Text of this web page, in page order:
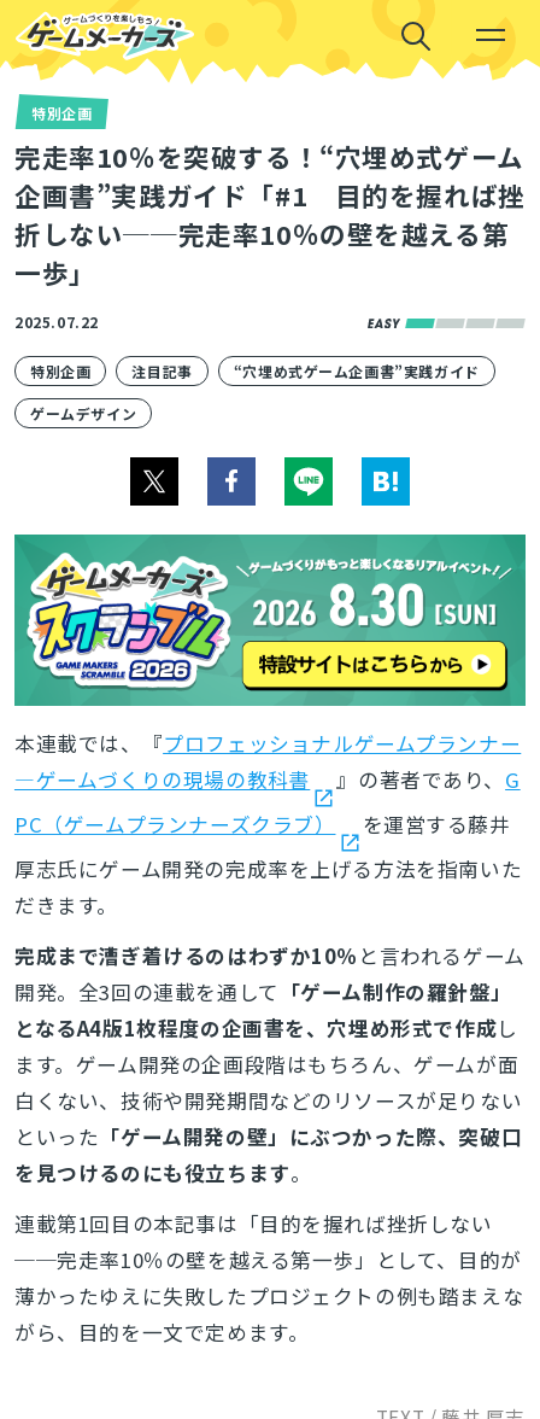
特別企画
完走率10％を突破する！“穴埋め式ゲーム
企画書”実践ガイド「#1 目的を握れば挫
折しない──完走率10％の壁を越える第
一歩」
2025.07.22
特別企画 注目記事 “穴埋め式ゲーム企画書”実践ガイド
ゲームデザイン
本連載では、『プロフェッショナルゲームプランナー
―ゲームづくりの現場の教科書
』の著者であり、 G
PC（ゲームプランナーズクラブ）
を運営する藤井
厚志氏にゲーム開発の完成率を上げる方法を指南いた
だきます。
完成まで漕ぎ着けるのはわずか10％ と言われるゲーム
開発。全3回の連載を通して 「ゲーム制作の羅針盤」
となるA4版1枚程度の企画書を、穴埋め形式で作成し
ます。ゲーム開発の企画段階はもちろん、ゲームが面
白くない、技術や開発期間などのリソースが足りない
といった 「ゲーム開発の壁」にぶつかった際、突破口
を見つけるのにも役立ちます。
連載第1回目の本記事は「目的を握れば挫折しない
──完走率10％の壁を越える第一歩」として、目的が
薄かったゆえに失敗したプロジェクトの例も踏まえな
がら、目的を一文で定めます。